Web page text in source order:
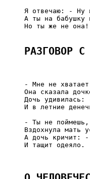
Я отвечаю: - Ну
А ты на бабушку
     Но ты же не она!
РАЗГОВОР С
- Мне не
Она сказала
Дочь удивилась:
И в летние
- Ты не
Вздохнула мать
А дочь кричит:
     И тащит одеяло.